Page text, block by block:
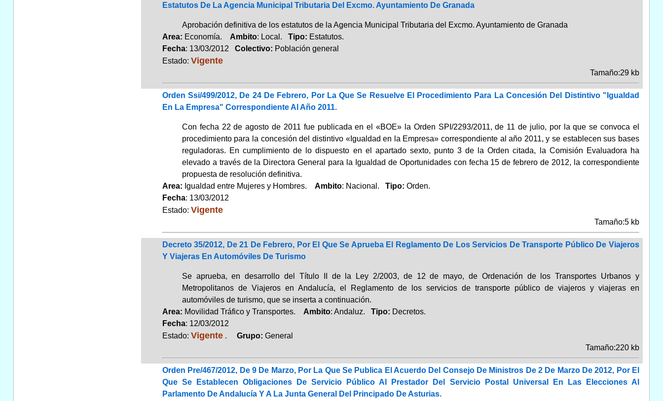
Estatutos De La Agencia Municipal Tributaria Del Excmo. Ayuntamiento De Granada
Aprobación definitiva de los estatutos de la Agencia Municipal Tributaria del Excmo. Ayuntamiento de Granada
Area: Economía. Ambito: Local. Tipo: Estatutos.
Fecha: 13/03/2012 Colectivo: Población general
Estado: Vigente
Tamaño:29 kb
Orden Ssi/499/2012, De 24 De Febrero, Por La Que Se Resuelve El Procedimiento Para La Concesión Del Distintivo "Igualdad
En La Empresa" Correspondiente Al Año 2011.
Con fecha 22 de agosto de 2011 fue publicada en el «BOE» la Orden SPI/2293/2011, de 11 de julio, por la que se convoca el
procedimiento para la concesión del distintivo «Igualdad en la Empresa» correspondiente al año 2011, y se establecen sus bases
reguladoras. En cumplimiento de lo dispuesto en el apartado sexto, punto 3 de la Orden citada, la Comisión Evaluadora ha
elevado a través de la Directora General para la Igualdad de Oportunidades con fecha 15 de febrero de 2012, la correspondiente
propuesta de resolución definitiva.
Area: Igualdad entre Mujeres y Hombres. Ambito: Nacional. Tipo: Orden.
Fecha: 13/03/2012
Estado: Vigente
Tamaño:5 kb
Decreto 35/2012, De 21 De Febrero, Por El Que Se Aprueba El Reglamento De Los Servicios De Transporte Público De Viajeros
Y Viajeras En Automóviles De Turismo
Se aprueba, en desarrollo del Título II de la Ley 2/2003, de 12 de mayo, de Ordenación de los Transportes Urbanos y
Metropolitanos de Viajeros en Andalucía, el Reglamento de los servicios de transporte público de viajeros y viajeras en
automóviles de turismo, que se inserta a continuación.
Area: Movilidad Tráfico y Transportes. Ambito: Andaluz. Tipo: Decretos.
Fecha: 12/03/2012
Estado: Vigente. Grupo: General
Tamaño:220 kb
Orden Pre/467/2012, De 9 De Marzo, Por La Que Se Publica El Acuerdo Del Consejo De Ministros De 2 De Marzo De 2012, Por El
Que Se Establecen Obligaciones De Servicio Público Al Prestador Del Servicio Postal Universal En Las Elecciones Al
Parlamento De Andalucía Y A La Junta General Del Principado De Asturias.